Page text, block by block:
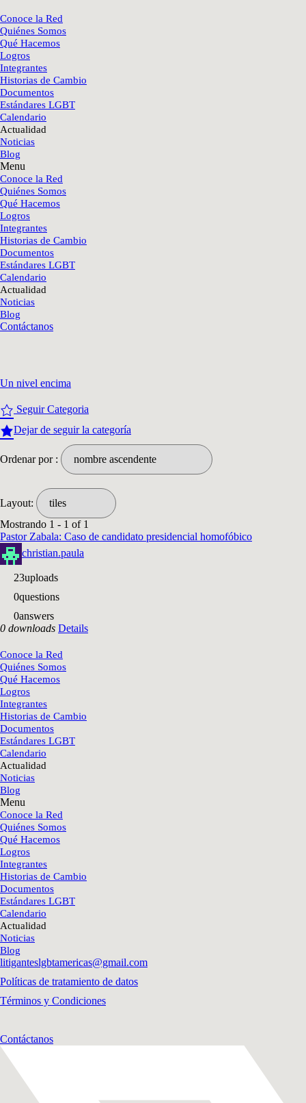
Conoce la Red
Quiénes Somos
Qué Hacemos
Logros
Integrantes
Historias de Cambio
Documentos
Estándares LGBT
Calendario
Actualidad
Noticias
Blog
Menu
Conoce la Red
Quiénes Somos
Qué Hacemos
Logros
Integrantes
Historias de Cambio
Documentos
Estándares LGBT
Calendario
Actualidad
Noticias
Blog
Contáctanos
Un nivel encima
Seguir Categoria
Dejar de seguir la categoría
Ordenar por :
Layout:
Mostrando 1 - 1 of 1
Pastor Zabala: Caso de candidato presidencial homofóbico
christian.paula
23uploads
0questions
0answers
0 downloads Details
Conoce la Red
Quiénes Somos
Qué Hacemos
Logros
Integrantes
Historias de Cambio
Documentos
Estándares LGBT
Calendario
Actualidad
Noticias
Blog
Menu
Conoce la Red
Quiénes Somos
Qué Hacemos
Logros
Integrantes
Historias de Cambio
Documentos
Estándares LGBT
Calendario
Actualidad
Noticias
Blog
litiganteslgbtamericas@gmail.com
Políticas de tratamiento de datos
Términos y Condiciones
Contáctanos